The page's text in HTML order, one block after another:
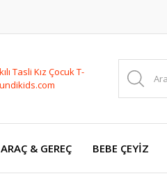
ARAÇ & GEREÇ BEBE ÇEYİZ